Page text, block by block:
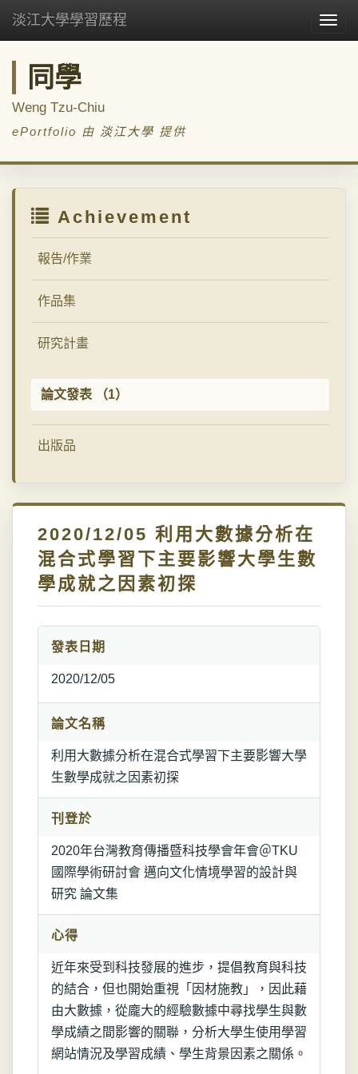
淡江大學學習歷程
同學
Weng Tzu-Chiu
ePortfolio 由 淡江大學 提供
Achievement
報告/作業
作品集
研究計畫
論文發表 （1）
出版品
2020/12/05 利用大數據分析在
混合式學習下主要影響大學生數
學成就之因素初探
發表日期
2020/12/05
論文名稱
利用大數據分析在混合式學習下主要影響大學
生數學成就之因素初探
刊登於
2020年台灣教育傳播暨科技學會年會＠TKU
國際學術研討會 邁向文化情境學習的設計與
研究 論文集
心得
近年來受到科技發展的進步，提倡教育與科技
的結合，但也開始重視「因材施教」，因此藉
由大數據，從龐大的經驗數據中尋找學生與數
學成績之間影響的關聯，分析大學生使用學習
網站情況及學習成績、學生背景因素之關係。